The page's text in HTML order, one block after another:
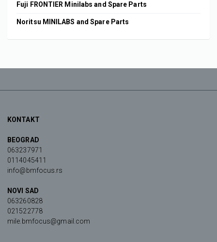
Fuji FRONTIER Minilabs and Spare Parts
Noritsu MINILABS and Spare Parts
KONTAKT
BEOGRAD
063237971
0114045411
info@bmfocus.rs
NOVI SAD
063260828
021522778
mile.bmfocus@gmail.com